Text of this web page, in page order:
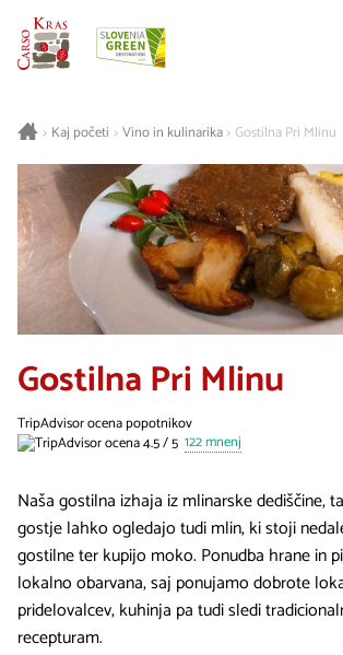
> Kaj početi > Vino in kulinarika>Gostilna Pri Mlinu
Gostilna Pri Mlinu
TripAdvisor ocena popotnikov
122 mnenj
Naša gostilna izhaja iz mlinarske dediščine,
gostje lahko ogledajo tudi mlin, ki stoji
gostilne ter kupijo moko. Ponudba hrane in
lokalno obarvana, saj ponujamo dobrote
pridelovalcev, kuhinja pa tudi sledi
recepturam.